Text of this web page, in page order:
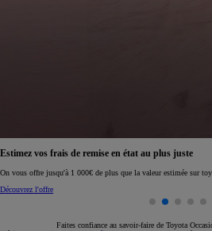
Réservez en ligne votre occasion pour 1€ seulement
Réservez en ligne
Faites confiance au savoir-faire de Toyota